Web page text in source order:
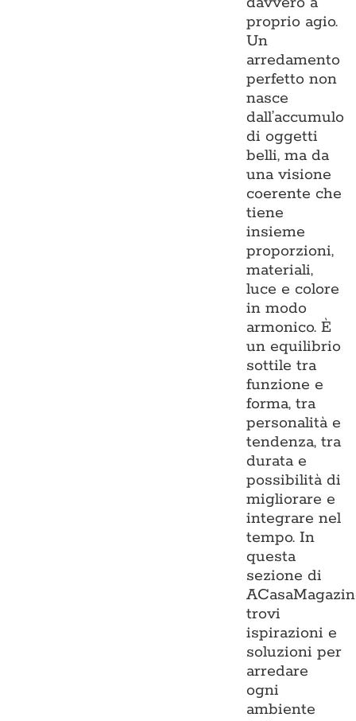
proprio agio.
Un
arredamento
perfetto non
nasce
dall’accumulo
di oggetti
belli, ma da
una visione
coerente che
tiene
insieme
proporzioni,
materiali,
luce e colore
in modo
armonico. È
un equilibrio
sottile tra
funzione e
forma, tra
personalità e
tendenza, tra
durata e
possibilità di
migliorare e
integrare nel
tempo. In
questa
sezione di
trovi
ispirazioni e
soluzioni per
arredare
ogni
ambiente